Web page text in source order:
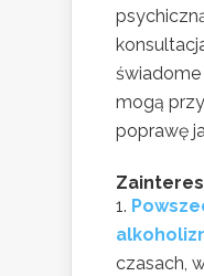
mogą
poprawę
czasach,